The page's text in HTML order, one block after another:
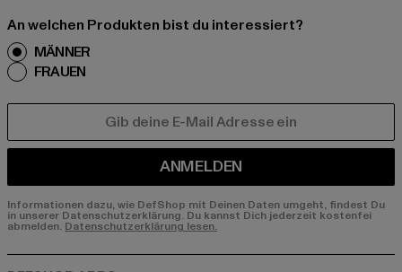
An welchen Produkten bist du interessiert?
MÄNNER
FRAUEN
ANMELDEN
Informationen dazu, wie DefShop mit Deinen Daten umgeht, findest Du
in unserer Datenschutzerklärung. Du kannst Dich jederzeit kostenfei
abmelden. Datenschutzerklärung lesen.